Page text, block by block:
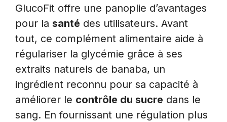
GlucoFit offre une panoplie d’avantages
pour la santé des utilisateurs. Avant
tout, ce complément alimentaire aide à
régulariser la glycémie grâce à ses
extraits naturels de banaba, un
ingrédient reconnu pour sa capacité à
améliorer le contrôle du sucre dans le
sang. En fournissant une régulation plus